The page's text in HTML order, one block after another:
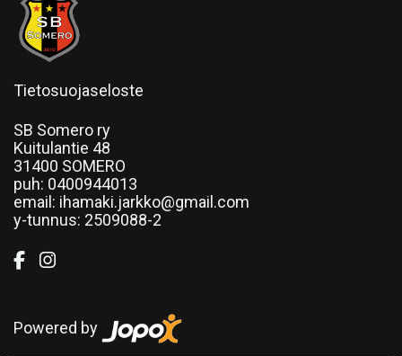
Tietosuojaseloste
SB Somero ry
Kuitulantie 48
31400 SOMERO
puh: 0400944013
email: ihamaki.jarkko@gmail.com
y-tunnus: 2509088-2
Powered by